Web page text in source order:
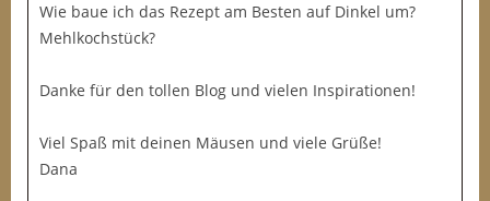
Wie baue ich das Rezept am Besten auf Dinkel um?
Mehlkochstück?
Danke für den tollen Blog und vielen Inspirationen!
Viel Spaß mit deinen Mäusen und viele Grüße!
Dana